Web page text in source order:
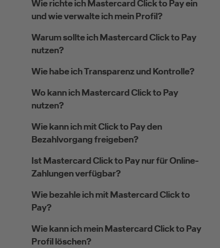
Wie richte ich Mastercard Click to Pay ein
und wie verwalte ich mein Profil?
Warum sollte ich Mastercard Click to Pay
nutzen?
Wie habe ich Transparenz und Kontrolle?
Wo kann ich Mastercard Click to Pay
nutzen?
Wie kann ich mit Click to Pay den
Bezahlvorgang freigeben?
Ist Mastercard Click to Pay nur für Online-
Zahlungen verfügbar?
Wie bezahle ich mit Mastercard Click to
Pay?
Wie kann ich mein Mastercard Click to Pay
Profil löschen?